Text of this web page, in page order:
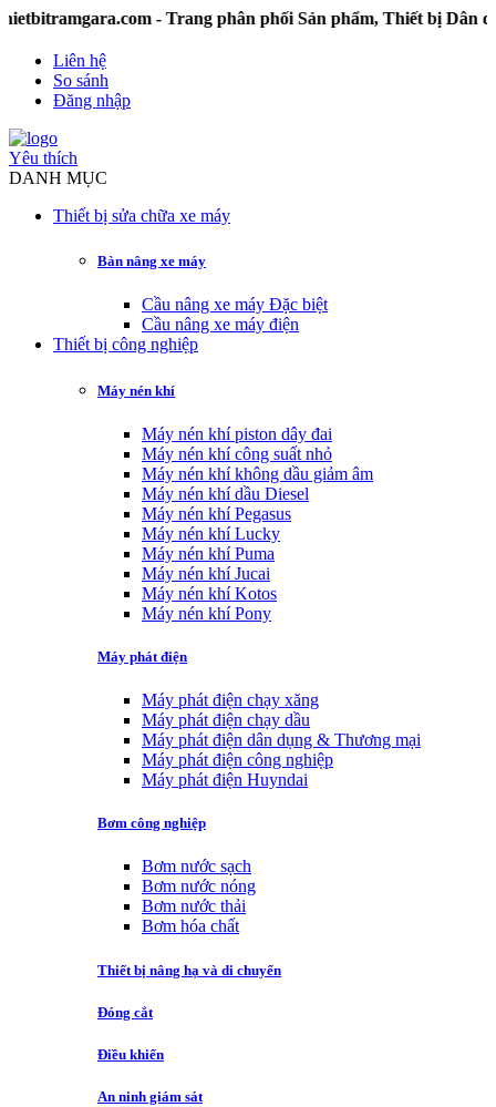
- Trang phân phối Sản phẩm, Thiết bị Dân dụng
Liên hệ
So sánh
Đăng nhập
Yêu thích
DANH MỤC
Thiết bị sửa chữa xe máy
Bàn nâng xe máy
Cầu nâng xe máy Đặc biệt
Cầu nâng xe máy điện
Thiết bị công nghiệp
Máy nén khí
Máy nén khí piston dây đai
Máy nén khí công suất nhỏ
Máy nén khí không dầu giảm âm
Máy nén khí dầu Diesel
Máy nén khí Pegasus
Máy nén khí Lucky
Máy nén khí Puma
Máy nén khí Jucai
Máy nén khí Kotos
Máy nén khí Pony
Máy phát điện
Máy phát điện chạy xăng
Máy phát điện chạy dầu
Máy phát điện dân dụng & Thương mại
Máy phát điện công nghiệp
Máy phát điện Huyndai
Bơm công nghiệp
Bơm nước sạch
Bơm nước nóng
Bơm nước thải
Bơm hóa chất
Thiết bị nâng hạ và di chuyển
Đóng cắt
Điều khiển
An ninh giám sát